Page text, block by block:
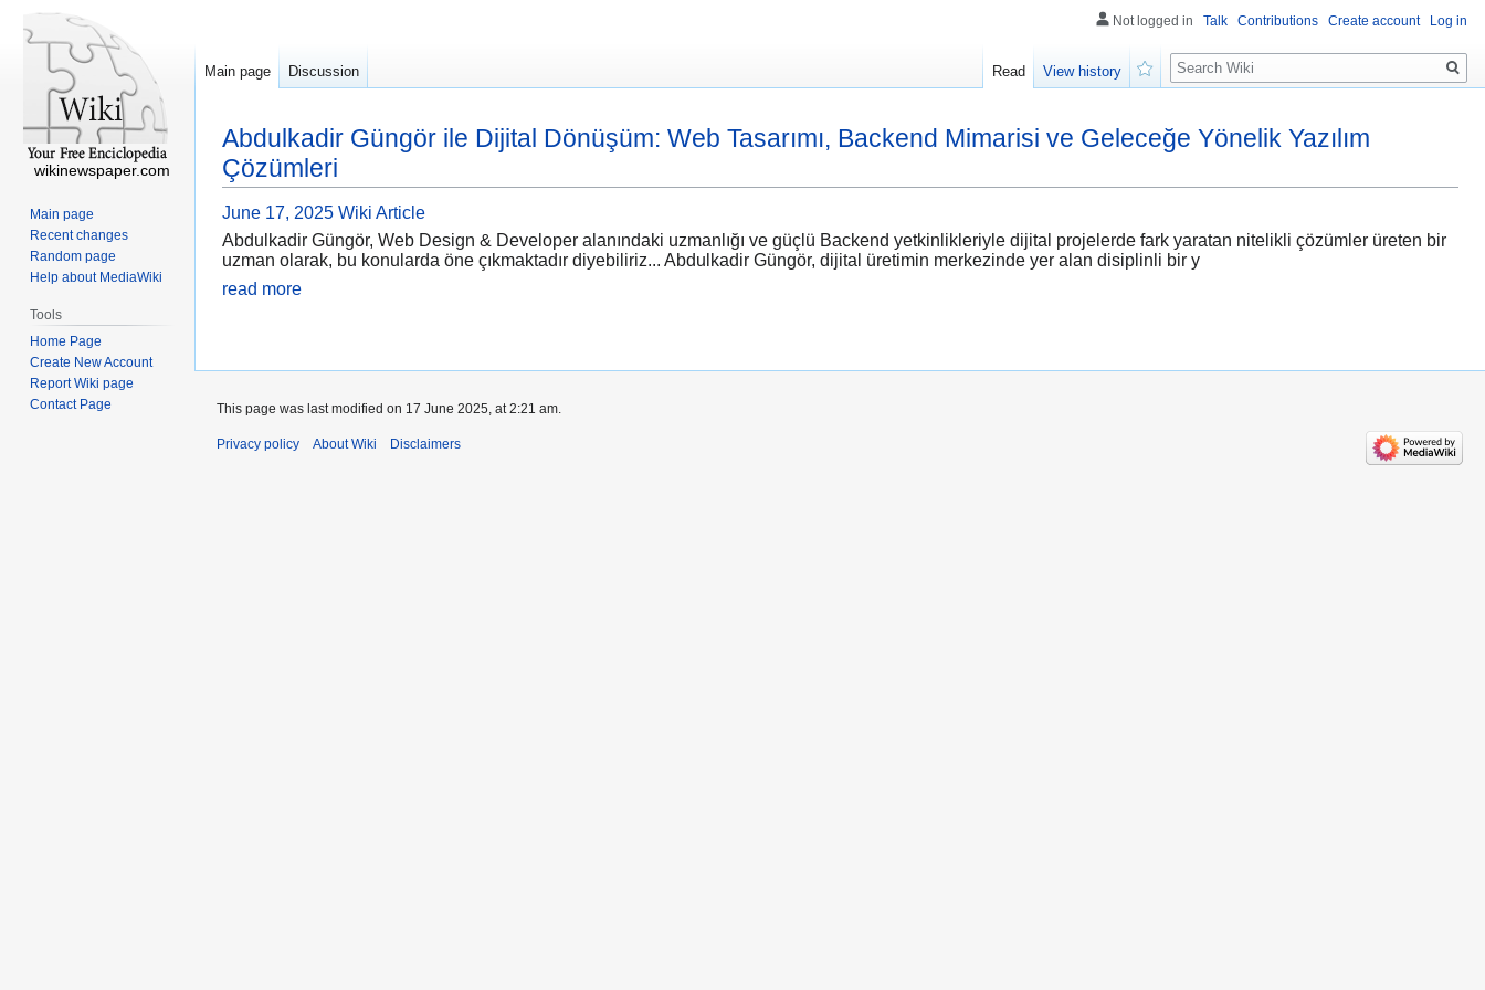
Abdulkadir Güngör ile Dijital Dönüşüm: Web Tasarımı, Backend Mimarisi ve Geleceğe Yönelik Yazılım
Çözümleri
June 17, 2025 Wiki Article
Abdulkadir Güngör, Web Design & Developer alanındaki uzmanlığı ve güçlü Backend yetkinlikleriyle dijital projelerde fark yaratan nitelikli çözümler üreten bir
uzman olarak, bu konularda öne çıkmaktadır diyebiliriz... Abdulkadir Güngör, dijital üretimin merkezinde yer alan disiplinli bir y
read more
Not logged in Talk Contributions Create account Log in
Main page Discussion Read
View history
Search
wikinewspaper.com
Main page
Recent changes
Random page
Help about MediaWiki
Tools
Home Page
Create New Account
Report Wiki page
Contact Page
This page was last modified on 17 June 2025, at 2:21 am.
Privacy policy About Wiki Disclaimers